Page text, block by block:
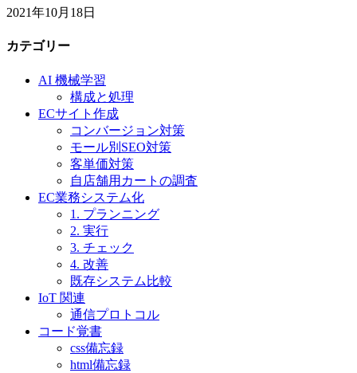
2021年10月18日
カテゴリー
AI 機械学習
構成と処理
ECサイト作成
コンバージョン対策
モール別SEO対策
客単価対策
自店舗用カートの調査
EC業務システム化
1. プランニング
2. 実行
3. チェック
4. 改善
既存システム比較
IoT 関連
通信プロトコル
コード覚書
css備忘録
html備忘録